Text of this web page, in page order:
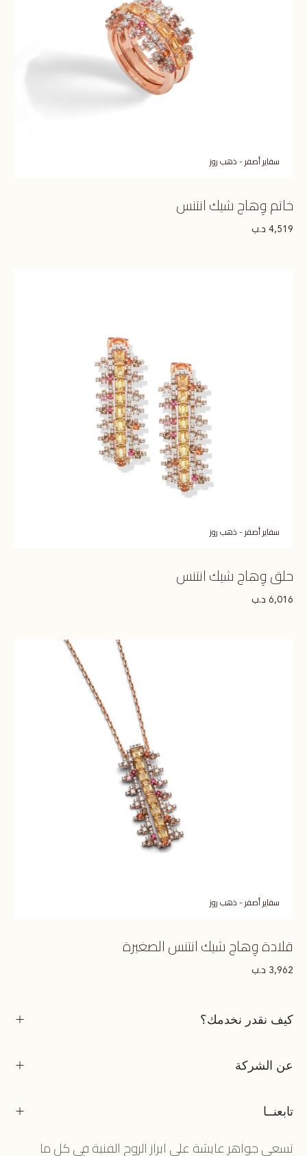
سفاير أصفر - ذهب روز
خاتم وِهاج شيك انتنس
4,519 د.ب
سفاير أصفر - ذهب روز
حلق وِهاج شيك انتنس
6,016 د.ب
سفاير أصفر - ذهب روز
قلادة وِهاج شيك انتنس الصغيرة
3,962 د.ب
كيف نقدر نخدمك؟
عن الشركة
تابعنــا
تسعى جواهر عايشة على ابراز الروح الفنية في كل ما